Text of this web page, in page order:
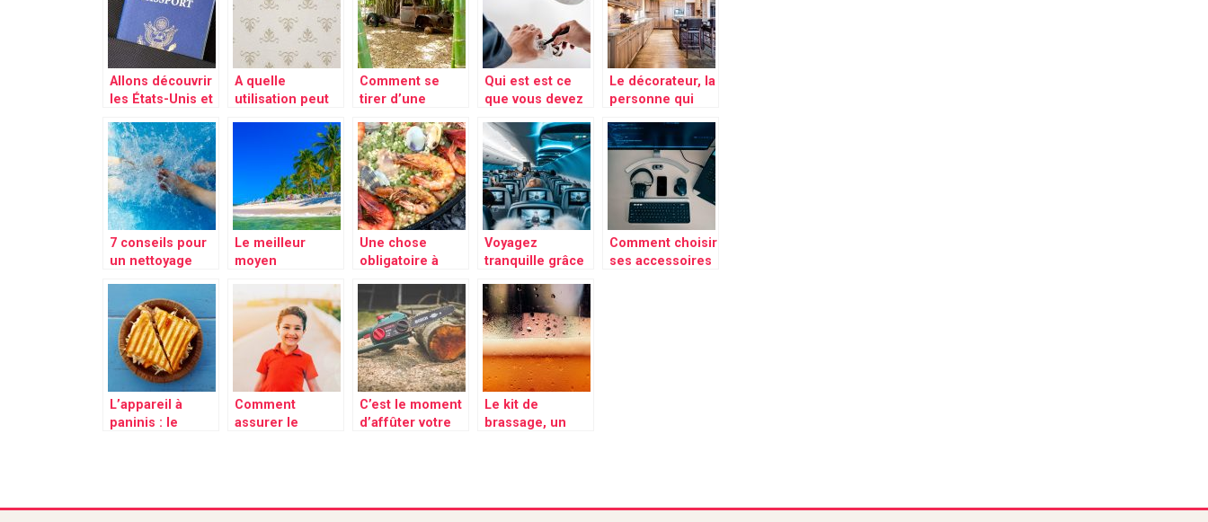
Allons découvrir
les États-Unis et
ligue de basket
A quelle
utilisation peut
stickers muraux
dans une
maison?
Comment se
tirer d’une
avec facilité ?
Qui est est ce
que vous devez
réparer votre
panne électrique
?
Le décorateur, la
personne qui
son éclat à votre
maison
7 conseils pour
un nettoyage
piscine
Le meilleur
moyen
bain de soleil en
plastique
Une chose
obligatoire à
une paella
Voyagez
tranquille grâce
voyage
Comment choisir
ses accessoires
L’appareil à
paninis : le
rapidement
Comment
assurer le
C’est le moment
d’affûter votre
Le kit de
brassage, un